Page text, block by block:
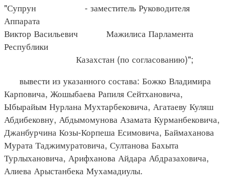
"Супрун - заместитель Руководителя
Аппарата
Виктор Васильевич Мажилиса Парламента
Республики
Казахстан (по согласованию)";
вывести из указанного состава: Божко Владимира
Карповича, Жошыбаева Рапиля Сейтхановича,
Ыбырайым Нурлана Мухтарбековича, Агатаеву Куляш
Абдибековну, Абдымомунова Азамата Курманбековича,
Джанбурчина Козы-Корпеша Есимовича, Баймаханова
Мурата Таджимуратовича, Султанова Бахыта
Турлыхановича, Арифханова Айдара Абдразаховича,
Алиева Арыстанбека Мухамадиулы.